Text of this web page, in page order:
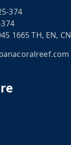
374
1665 TH, EN, CN